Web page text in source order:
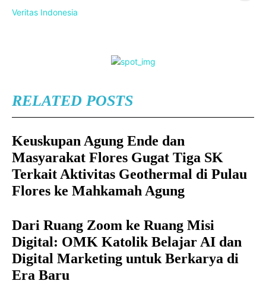
Veritas Indonesia
RELATED POSTS
Keuskupan Agung Ende dan
Masyarakat Flores Gugat Tiga SK
Terkait Aktivitas Geothermal di Pulau
Flores ke Mahkamah Agung
Dari Ruang Zoom ke Ruang Misi
Digital: OMK Katolik Belajar AI dan
Digital Marketing untuk Berkarya di
Era Baru